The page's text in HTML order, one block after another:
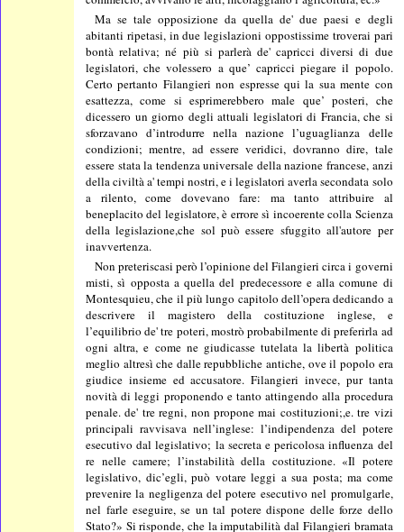
Ma se tale opposizione da quella de' due paesi e degli
abitanti ripetasi, in due legislazioni oppostissime troverai pari
bontà relativa; né più si parlerà de' capricci diversi di due
legislatori, che volessero a que’ capricci piegare il popolo.
Certo pertanto Filangieri non espresse qui la sua mente con
esattezza, come si esprimerebbero male que’ posteri, che
dicessero un giorno degli attuali legislatori di Francia, che si
sforzavano d’introdurre nella nazione l’uguaglianza delle
condizioni; mentre, ad essere veridici, dovranno dire, tale
essere stata la tendenza universale della nazione francese, anzi
della civiltà a' tempi nostri, e i legislatori averla secondata solo
a rilento, come dovevano fare: ma tanto attribuire al
beneplacito del legislatore, è errore sì incoerente colla Scienza
della legislazione,che sol può essere sfuggito all'autore per
inavvertenza.
Non preteriscasi però l’opinione del Filangieri circa i governi
misti, sì opposta a quella del predecessore e alla comune di
Montesquieu, che il più lungo capitolo dell’opera dedicando a
descrivere il magistero della costituzione inglese, e
l’equilibrio de' tre poteri, mostrò probabilmente di preferirla ad
ogni altra, e come ne giudicasse tutelata la libertà politica
meglio altresì che dalle repubbliche antiche, ove il popolo era
giudice insieme ed accusatore. Filangieri invece, pur tanta
novità di leggi proponendo e tanto attingendo alla procedura
penale. de' tre regni, non propone mai costituzioni;,e. tre vizi
principali ravvisava nell’inglese: l’indipendenza del potere
esecutivo dal legislativo; la secreta e pericolosa influenza del
re nelle camere; l’instabilità della costituzione. «Il potere
legislativo, dic’egli, può votare leggi a sua posta; ma come
prevenire la negligenza del potere esecutivo nel promulgarle,
nel farle eseguire, se un tal potere dispone delle forze dello
Stato?» Si risponde, che la imputabilità dal Filangieri bramata